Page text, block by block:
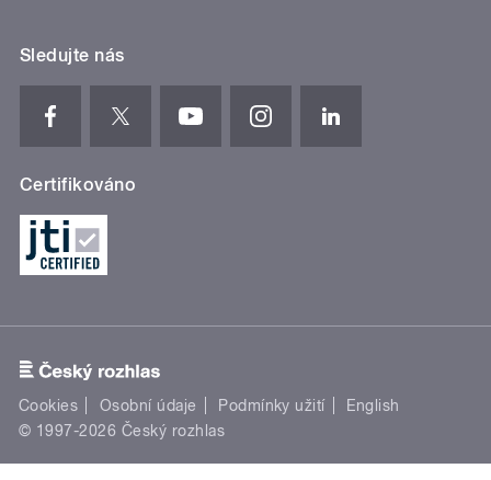
Sledujte nás
Certifikováno
Cookies Osobní údaje Podmínky užití
English
© 1997-2026 Český rozhlas